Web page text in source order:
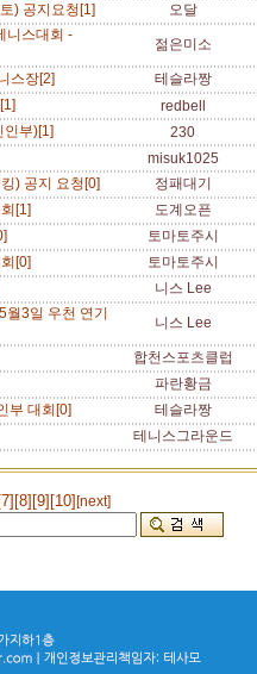
) 공지요청[1] 오달
니스대회 -
젊은미소
스장[2] 테슬라짱
redbell
부)[1] 230
misuk1025
) 공지 요청[0] 정패대기
[1] 도계오픈
토마토주시
[0] 토마토주시
니스 Lee
3일 우천 연기
니스 Lee
합천스포츠클럽
파란황금
부 대회[0] 테슬라짱
테니스그라운드
[7] [8] [9] [10] [next]